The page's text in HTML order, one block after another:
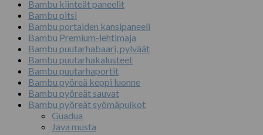
Bambu kiinteät paneelit
Bambu pitsi
Bambu portaiden kansipaneeli
Bambu Premium-lehtimaja
Bambu puutarhabaari, pylväät
Bambu puutarhakalusteet
Bambu puutarhaportit
Bambu pyöreä keppi luonne
Bambu pyöreät sauvat
Bambu pyöreät syömäpuikot
Guadua
Java musta